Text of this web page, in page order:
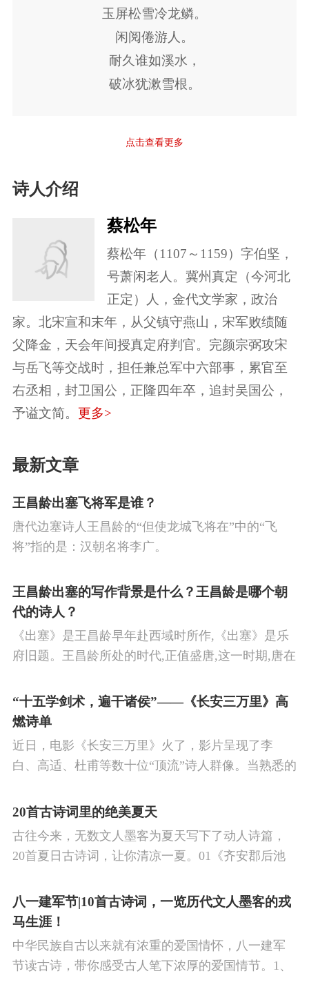
还对天涯客。
春温玉碗，
一声洗尽冰雪。
云漉雪，
一年好、君须记。
我走天东万里。
沙鸥远浦，
月光常共，
金樽摇曳。
听穿云声里，
惊人秀句，
卷澄江醉。
玉屏松雪冷龙鳞。
闲阅倦游人。
耐久谁如溪水，
破冰犹漱雪根。
点击查看更多
诗人介绍
蔡松年
蔡松年（1107～1159）字伯坚，
号萧闲老人。冀州真定（今河北
正定）人，金代文学家，政治
家。北宋宣和末年，从父镇守燕山，宋军败绩随
父降金，天会年间授真定府判官。完颜宗弼攻宋
与岳飞等交战时，担任兼总军中六部事，累官至
右丞相，封卫国公，正隆四年卒，追封吴国公，
予谥文简。 更多>
最新文章
王昌龄出塞飞将军是谁？
唐代边塞诗人王昌龄的“但使龙城飞将在”中的“飞
将”指的是：汉朝名将李广。
王昌龄出塞的写作背景是什么？王昌龄是哪个朝
代的诗人？
《出塞》是王昌龄早年赴西域时所作,《出塞》是乐
府旧题。王昌龄所处的时代,正值盛唐,这一时期,唐在
的作品中,多能体现一种慷慨激昂的向上精神,和克敌
制胜的强烈自信。 同时,频繁的边塞战争,也使人民不
平愿望。
“十五学剑术，遍干诸侯”——《长安三万里》高
燃诗单
近日，电影《长安三万里》火了，影片呈现了李
白、高适、杜甫等数十位“顶流”诗人群像。当熟悉的
涉及48首诗词，你会背几首？快来（预）习。
20首古诗词里的绝美夏天
古往今来，无数文人墨客为夏天写下了动人诗篇，
20首夏日古诗词，让你清凉一夏。01《齐安郡后池
尽日无人看微雨，鸳鸯相对浴红衣。
八一建军节|10首古诗词，一览历代文人墨客的戎
马生涯！
中华民族自古以来就有浓重的爱国情怀，八一建军
节读古诗，带你感受古人笔下浓厚的爱国情节。1、